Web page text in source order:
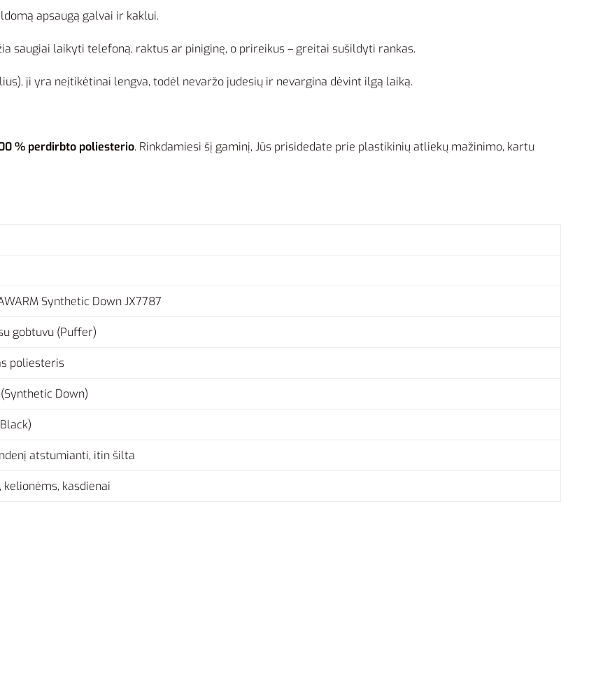
apsaugą galvai ir kaklui.
saugiai laikyti telefoną, raktus ar piniginę, o prireikus – greitai sušildyti rankas.
ji yra neįtikėtinai lengva, todėl nevaržo judesių ir nevargina dėvint ilgą laiką.
% perdirbto poliesterio. Rinkdamiesi šį gaminį, Jūs prisidedate prie plastikinių atliekų mažinimo, kartu
Synthetic Down JX7787
gobtuvu (Puffer)
poliesteris
Down)
atstumianti, itin šilta
kelionėms, kasdienai